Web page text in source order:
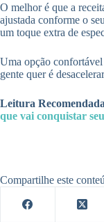
O melhor é que a
ajustada conforme o
um toque extra de
Uma opção confortável
gente quer é
Leitura
que vai conquistar
Compartilhe este